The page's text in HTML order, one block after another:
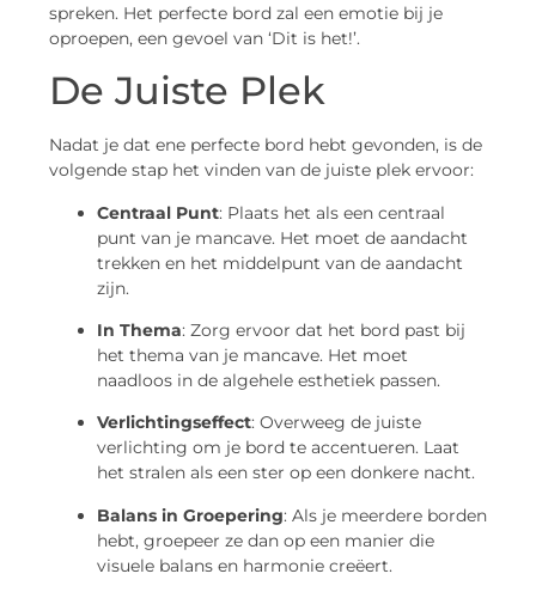
spreken. Het perfecte bord zal een emotie bij je
oproepen, een gevoel van ‘Dit is het!’.
De Juiste Plek
Nadat je dat ene perfecte bord hebt gevonden, is de
volgende stap het vinden van de juiste plek ervoor:
Centraal Punt: Plaats het als een centraal
punt van je mancave. Het moet de aandacht
trekken en het middelpunt van de aandacht
zijn.
In Thema: Zorg ervoor dat het bord past bij
het thema van je mancave. Het moet
naadloos in de algehele esthetiek passen.
Verlichtingseffect: Overweeg de juiste
verlichting om je bord te accentueren. Laat
het stralen als een ster op een donkere nacht.
Balans in Groepering: Als je meerdere borden
hebt, groepeer ze dan op een manier die
visuele balans en harmonie creëert.